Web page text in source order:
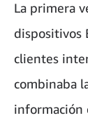
La primera
dispositivos
clientes
combinaba
información